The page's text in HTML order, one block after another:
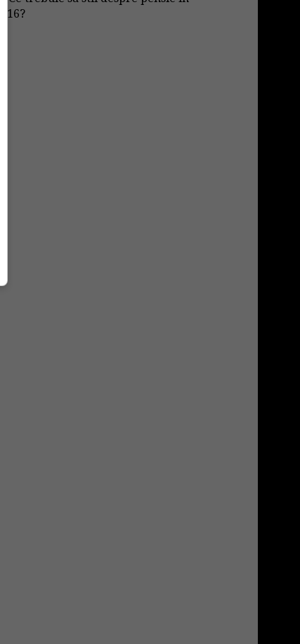
2016?